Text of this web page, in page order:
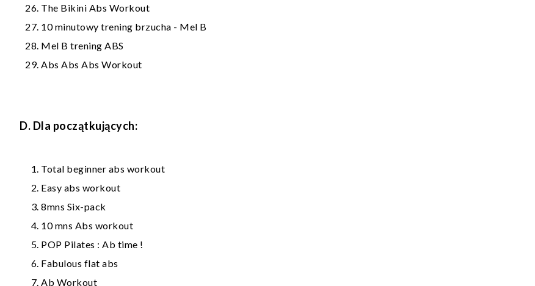
The Bikini Abs Workout
10 minutowy trening brzucha - Mel B
Mel B trening ABS
Abs Abs Abs Workout
D. Dla początkujących:
Total beginner abs workout
Easy abs workout
8mns Six-pack
10 mns Abs workout
POP Pilates : Ab time !
Fabulous flat abs
Ab Workout